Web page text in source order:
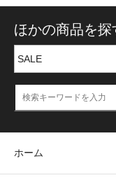
ほかの商品を探
ホーム